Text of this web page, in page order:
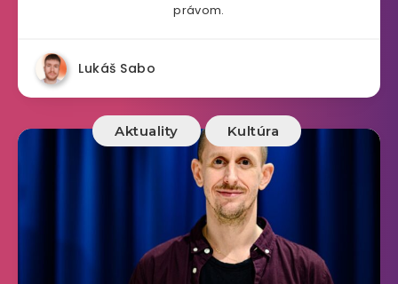
právom.
Lukáš Sabo
Aktuality Kultúra